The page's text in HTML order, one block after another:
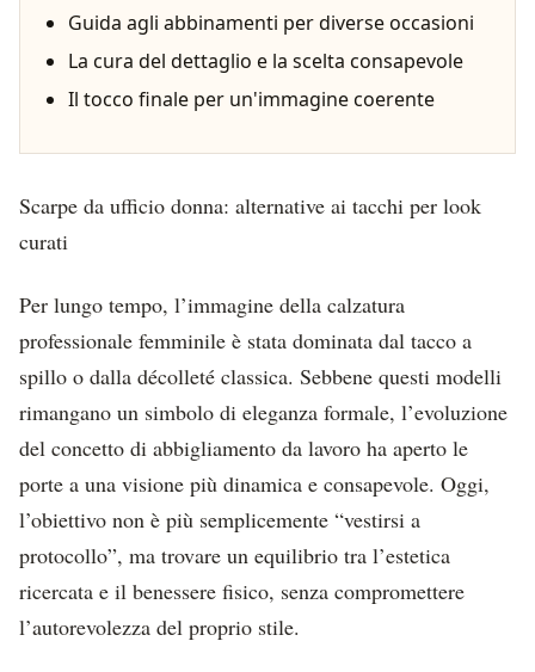
Guida agli abbinamenti per diverse occasioni
La cura del dettaglio e la scelta consapevole
Il tocco finale per un'immagine coerente
Scarpe da ufficio donna: alternative ai tacchi per look
curati
Per lungo tempo, l’immagine della calzatura
professionale femminile è stata dominata dal tacco a
spillo o dalla décolleté classica. Sebbene questi modelli
rimangano un simbolo di eleganza formale, l’evoluzione
del concetto di abbigliamento da lavoro ha aperto le
porte a una visione più dinamica e consapevole. Oggi,
l’obiettivo non è più semplicemente “vestirsi a
protocollo”, ma trovare un equilibrio tra l’estetica
ricercata e il benessere fisico, senza compromettere
l’autorevolezza del proprio stile.